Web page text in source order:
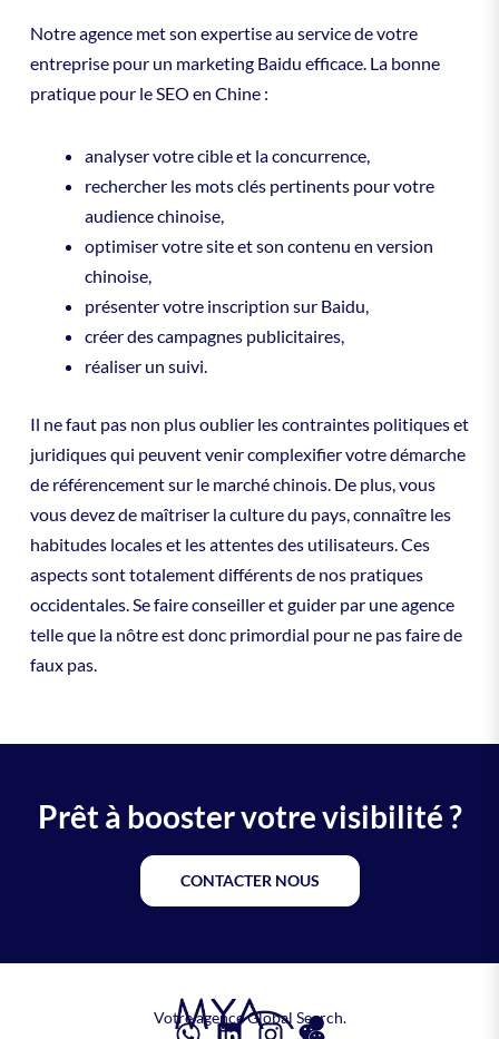
Notre agence met son expertise au service de votre
entreprise pour un marketing Baidu efficace. La bonne
pratique pour le SEO en Chine :
analyser votre cible et la concurrence,
rechercher les mots clés pertinents pour votre
audience chinoise,
optimiser votre site et son contenu en version
chinoise,
présenter votre inscription sur Baidu,
créer des campagnes publicitaires,
réaliser un suivi.
Il ne faut pas non plus oublier les contraintes politiques et
juridiques qui peuvent venir complexifier votre démarche
de référencement sur le marché chinois. De plus, vous
vous devez de maîtriser la culture du pays, connaître les
habitudes locales et les attentes des utilisateurs. Ces
aspects sont totalement différents de nos pratiques
occidentales. Se faire conseiller et guider par une agence
telle que la nôtre est donc primordial pour ne pas faire de
faux pas.
Prêt à booster votre visibilité ?
CONTACTER NOUS
Votre agence Global Search.